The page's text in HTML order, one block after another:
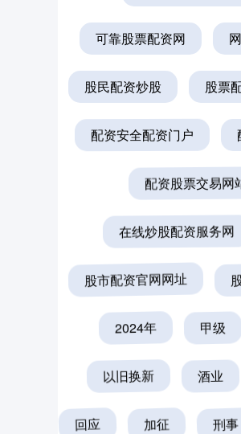
可靠股票配资网
股民配资炒股 股票
配资安全配资门户
配资股票交易网
在线炒股配资服务网
股市配资官网网址
2024年 甲级
以旧换新 酒业
回应 加征 刑事